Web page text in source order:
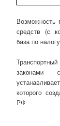
Возможность
средств (с
база по
законами
которого
РФ